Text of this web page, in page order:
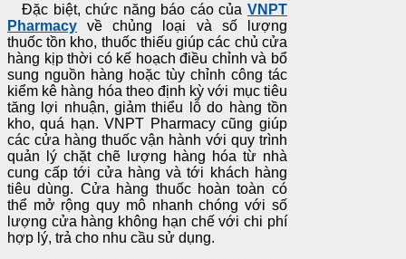
Đặc biệt, chức năng báo cáo của VNPT
Pharmacy về chủng loại và số lượng
thuốc tồn kho, thuốc thiếu giúp các chủ cửa
hàng kịp thời có kế hoạch điều chỉnh và bổ
sung nguồn hàng hoặc tùy chỉnh công tác
kiểm kê hàng hóa theo định kỳ với mục tiêu
tăng lợi nhuận, giảm thiểu lỗ do hàng tồn
kho, quá hạn. VNPT Pharmacy cũng giúp
các cửa hàng thuốc vận hành với quy trình
quản lý chặt chẽ lượng hàng hóa từ nhà
cung cấp tới cửa hàng và tới khách hàng
tiêu dùng. Cửa hàng thuốc hoàn toàn có
thể mở rộng quy mô nhanh chóng với số
lượng cửa hàng không hạn chế với chi phí
hợp lý, trả cho nhu cầu sử dụng.